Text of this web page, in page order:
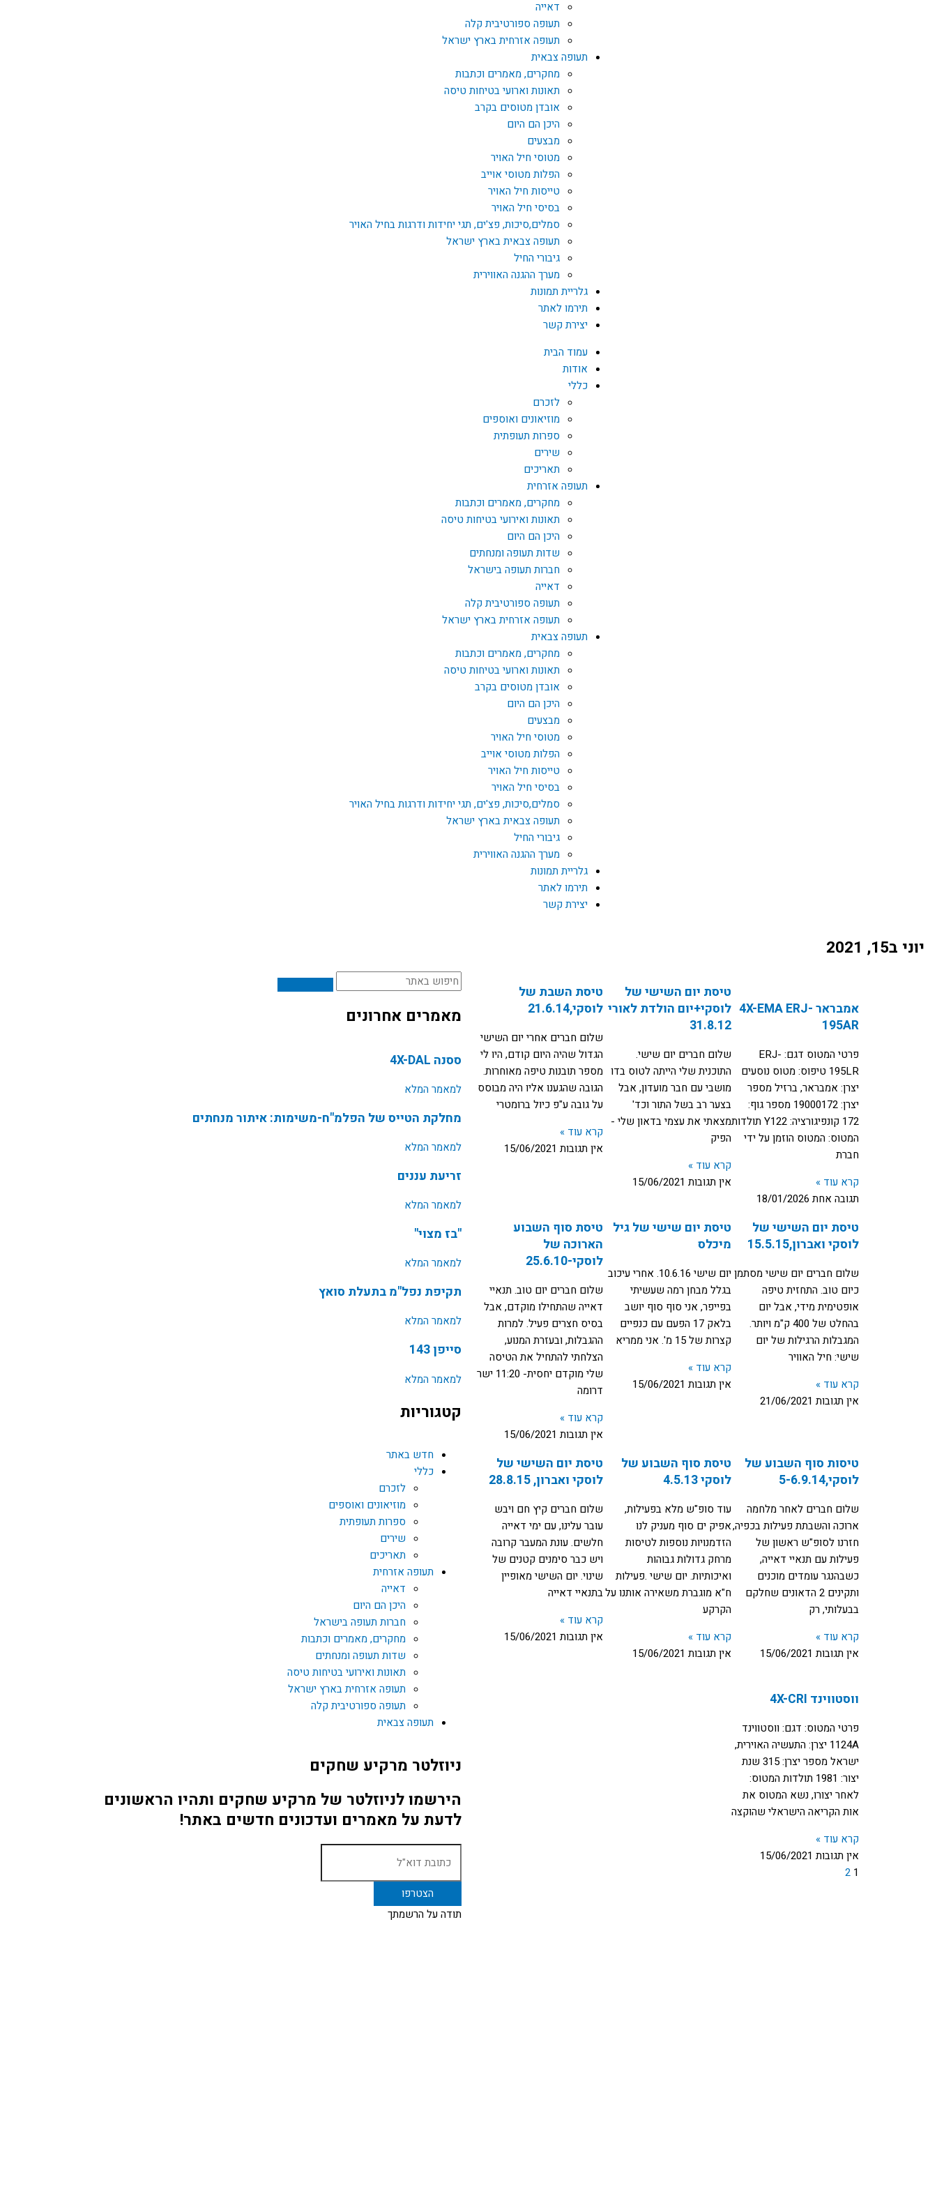
דאייה
תעופה ספורטיבית קלה
תעופה אזרחית בארץ ישראל
תעופה צבאית
מחקרים, מאמרים וכתבות
תאונות וארועי בטיחות טיסה
אובדן מטוסים בקרב
היכן הם היום
מבצעים
מטוסי חיל האויר
הפלות מטוסי אוייב
טייסות חיל האויר
בסיסי חיל האויר
סמלים,סיכות, פצ'ים, תגי יחידות ודרגות בחיל האויר
תעופה צבאית בארץ ישראל
גיבורי החיל
מערך ההגנה האווירית
גלריית תמונות
תירמו לאתר
יצירת קשר
עמוד הבית
אודות
כללי
לזכרם
מוזיאונים ואוספים
ספרות תעופתית
שירים
תאריכים
תעופה אזרחית
מחקרים, מאמרים וכתבות
תאונות ואירועי בטיחות טיסה
היכן הם היום
שדות תעופה ומנחתים
חברות תעופה בישראל
דאייה
תעופה ספורטיבית קלה
תעופה אזרחית בארץ ישראל
תעופה צבאית
מחקרים, מאמרים וכתבות
תאונות וארועי בטיחות טיסה
אובדן מטוסים בקרב
היכן הם היום
מבצעים
מטוסי חיל האויר
הפלות מטוסי אוייב
טייסות חיל האויר
בסיסי חיל האויר
סמלים,סיכות, פצ'ים, תגי יחידות ודרגות בחיל האויר
תעופה צבאית בארץ ישראל
גיבורי החיל
מערך ההגנה האווירית
גלריית תמונות
תירמו לאתר
יצירת קשר
יוני ב15, 2021
אמבראר 4X-EMA ERJ-
195AR
פרטי המטוס דגם: ERJ-
195LR טיפוס: מטוס נוסעים
יצרן: אמבראר, ברזיל מספר
יצרן: 19000172 מספר גוף:
172 קונפיגורציה: Y122 תולדות
המטוס: המטוס הוזמן על ידי
חברת
קרא עוד »
תגובה אחת 18/01/2026
טיסת יום השישי של
לוסקי+יום הולדת לאורי
31.8.12
שלום חברים יום שישי.
התוכנית שלי הייתה לטוס בדו
מושבי עם חבר מועדון, אבל
בצער רב בשל התור וכד'
מצאתי את עצמי בדאון שלי -
הפיק
קרא עוד »
אין תגובות 15/06/2021
טיסת השבת של
לוסקי,21.6.14
שלום חברים אחרי יום השישי
הגדול שהיה היום קודם, היו לי
מספר תובנות טיפה מאוחרות.
הגובה שהגענו אליו היה מבוסס
על גובה ע"פ כיול ברומטרי
קרא עוד »
אין תגובות 15/06/2021
טיסת יום השישי של
לוסקי ואברון,15.5.15
שלום חברים יום שישי מסתמן
כיום טוב. התחזית טיפה
אופטימית מידי, אבל יום
בהחלט של 400 ק"מ ויותר.
המגבלות הרגילות של יום
שישי: חיל האוויר
קרא עוד »
אין תגובות 21/06/2021
טיסת יום שישי של גיל
מיכלס
יום שישי 10.6.16. אחרי עיכוב
בגלל מבחן רמה שעשיתי
בפייפר, אני סוף סוף יושב
בלאק 17 הפעם עם כנפיים
קצרות של 15 מ'. אני ממריא
קרא עוד »
אין תגובות 15/06/2021
טיסת סוף השבוע
הארוכה של
לוסקי-25.6.10
שלום חברים יום טוב. תנאיי
דאייה שהתחילו מוקדם, אבל
בסיס חצרים פעיל. למרות
ההגבלות, ובעזרת המנוע,
הצלחתי להתחיל את הטיסה
שלי מוקדם יחסית- 11:20 ישר
דרומה
קרא עוד »
אין תגובות 15/06/2021
טיסות סוף השבוע של
לוסקי,5-6.9.14
שלום חברים לאחר מלחמה
ארוכה והשבתת פעילות בכפיה,
חזרנו לסופ"ש ראשון של
פעילות עם תנאיי דאייה,
כשבהנגר עומדים מוכנים
ותקינים 2 הדאונים שחלקם
בבעלותי, רק
קרא עוד »
אין תגובות 15/06/2021
טיסת סוף השבוע של
לוסקי 4.5.13
עוד סופ"ש מלא בפעילות,
אפיק ים סוף מעניק לנו
הזדמנויות נוספות לטיסות
מרחק גדולות גבוהות
ואיכותיות. יום שישי .פעילות
ח"א מוגברת משאירה אותנו על
הקרקע
קרא עוד »
אין תגובות 15/06/2021
טיסת יום השישי של
לוסקי ואברון, 28.8.15
שלום חברים קיץ חם ויבש
עובר עלינו, עם ימי דאייה
חלשים. עונת המעבר קרובה
ויש כבר סימנים קטנים של
שינוי. יום השישי מאופיין
בתנאיי דאייה
קרא עוד »
אין תגובות 15/06/2021
ווסטווינד 4X-CRI
פרטי המטוס: דגם: ווסטווינד
1124A יצרן: התעשיה האוירית,
ישראל מספר יצרן: 315 שנת
יצור: 1981 תולדות המטוס:
לאחר יצורו, נשא המטוס את
אות הקריאה הישראלי שהוקצה
קרא עוד »
אין תגובות 15/06/2021
1
2
חיפוש
מאמרים אחרונים
ססנה 4X-DAL
למאמר המלא
מחלקת הטייס של הפלמ"ח-משימות: איתור מנחתים
למאמר המלא
זריעת עננים
למאמר המלא
"בז מצוי"
למאמר המלא
תקיפת נפל"מ בתעלת סואץ
למאמר המלא
סייפן 143
למאמר המלא
קטגוריות
חדש באתר
כללי
לזכרם
מוזיאונים ואוספים
ספרות תעופתית
שירים
תאריכים
תעופה אזרחית
דאייה
היכן הם היום
חברות תעופה בישראל
מחקרים, מאמרים וכתבות
שדות תעופה ומנחתים
תאונות ואירועי בטיחות טיסה
תעופה אזרחית בארץ ישראל
תעופה ספורטיבית קלה
תעופה צבאית
ניוזלטר מרקיע שחקים
הירשמו לניוזלטר של מרקיע שחקים ותהיו הראשונים
לדעת על מאמרים ועדכונים חדשים באתר!
תודה על הרשמתך